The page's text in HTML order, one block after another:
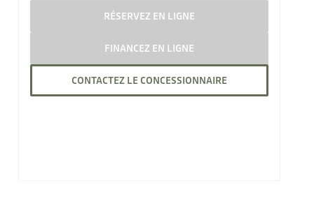
RÉSERVEZ EN LIGNE
FINANCEZ EN LIGNE
CONTACTEZ LE CONCESSIONNAIRE